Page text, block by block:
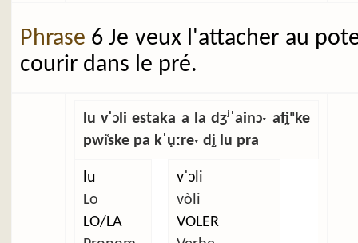
Phrase 6 Je veux l'attacher au
courir dans le pré.
lu vˈɔli estaka a la dʒʲˈainɔˑ afḭⁿke
pwi̜ske pa kˈụːreˑ dḭ lu pra
lu
Lo
LO/LA
vˈɔli
vòli
VOLER